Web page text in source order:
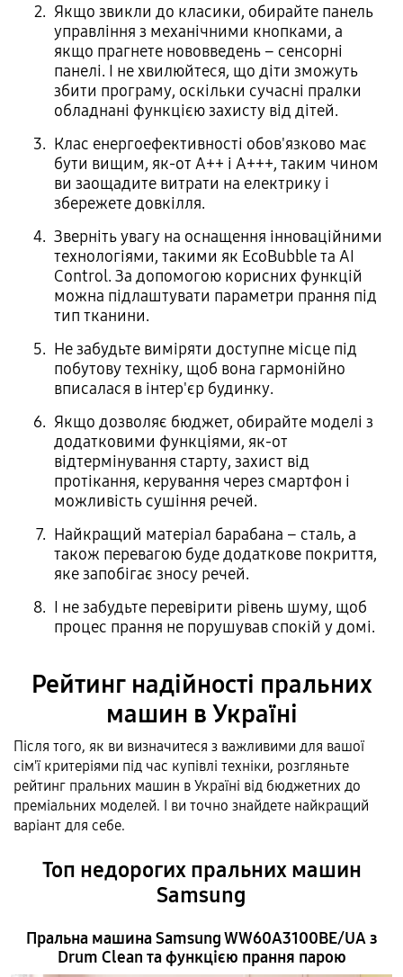
Якщо звикли до класики, обирайте панель
управління з механічними кнопками, а
якщо прагнете нововведень – сенсорні
панелі. І не хвилюйтеся, що діти зможуть
збити програму, оскільки сучасні пралки
обладнані функцією захисту від дітей.
Клас енергоефективності обов'язково має
бути вищим, як-от А++ і А+++, таким чином
ви заощадите витрати на електрику і
збережете довкілля.
Зверніть увагу на оснащення інноваційними
технологіями, такими як EcoBubble та AI
Control. За допомогою корисних функцій
можна підлаштувати параметри прання під
тип тканини.
Не забудьте виміряти доступне місце під
побутову техніку, щоб вона гармонійно
вписалася в інтер'єр будинку.
Якщо дозволяє бюджет, обирайте моделі з
додатковими функціями, як-от
відтермінування старту, захист від
протікання, керування через смартфон і
можливість сушіння речей.
Найкращий матеріал барабана – сталь, а
також перевагою буде додаткове покриття,
яке запобігає зносу речей.
І не забудьте перевірити рівень шуму, щоб
процес прання не порушував спокій у домі.
Рейтинг надійності пральних
машин в Україні
Після того, як ви визначитеся з важливими для вашої
сім'ї критеріями під час купівлі техніки, розгляньте
рейтинг пральних машин в Україні від бюджетних до
преміальних моделей. І ви точно знайдете найкращий
варіант для себе.
Топ недорогих пральних машин
Samsung
Пральна машина Samsung WW60A3100BE/UA з
Drum Clean та функцією прання парою